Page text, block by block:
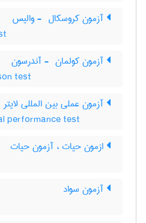
آزمون کروسکال ‎ - والیس
آزمون کولمان ‎ - آندرسون
test
آزمون عملی بین المللی لایتر
performance test
ازمون حیات ، آزمون حیات
آزمون سواد